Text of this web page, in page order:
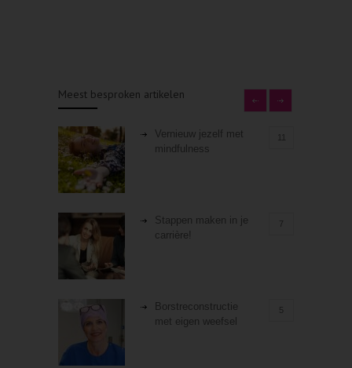
Meest besproken artikelen
Vernieuw jezelf met
mindfulness
Stappen maken in je
carrière!
7
Borstreconstructie
met eigen weefsel
5